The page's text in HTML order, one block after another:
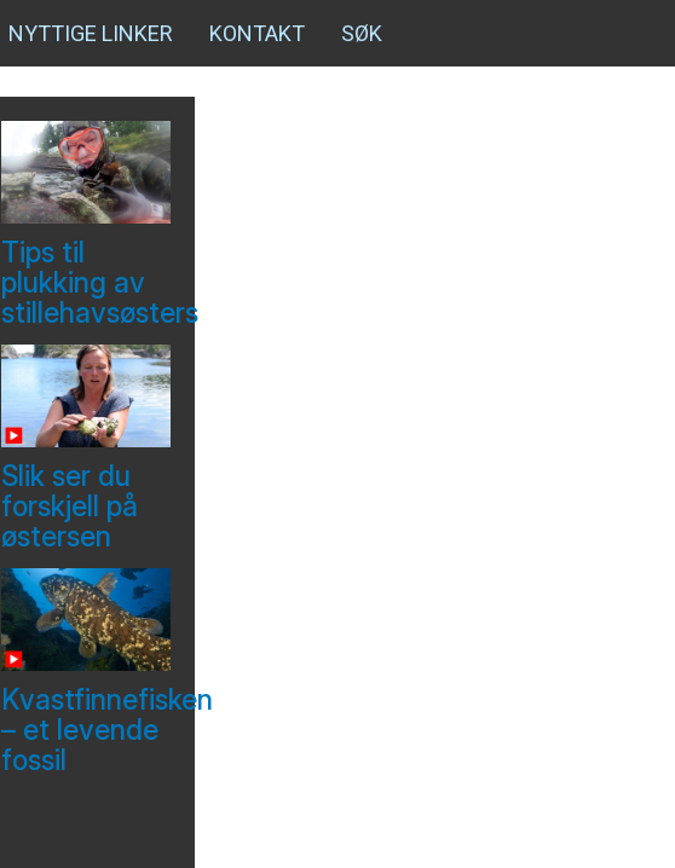
NYTTIGE LINKER KONTAKT SØK
Tips til
plukking av
stillehavsøsters
Slik ser du
forskjell på
østersen
Kvastfinnefisken
– et levende
fossil